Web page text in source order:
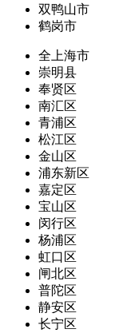
双鸭山市
鹤岗市
全上海市
崇明县
奉贤区
南汇区
青浦区
松江区
金山区
浦东新区
嘉定区
宝山区
闵行区
杨浦区
虹口区
闸北区
普陀区
静安区
长宁区